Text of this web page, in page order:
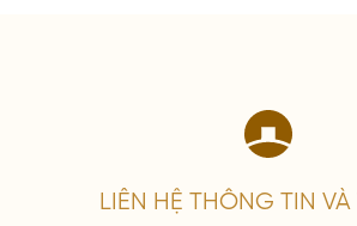
LIÊN HỆ THÔNG TIN VÀ